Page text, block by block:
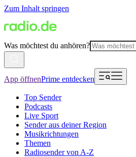
Zum Inhalt springen
Was möchtest du anhören?
App öffnenPrime entdecken
Top Sender
Podcasts
Live Sport
Sender aus deiner Region
Musikrichtungen
Themen
Radiosender von A-Z